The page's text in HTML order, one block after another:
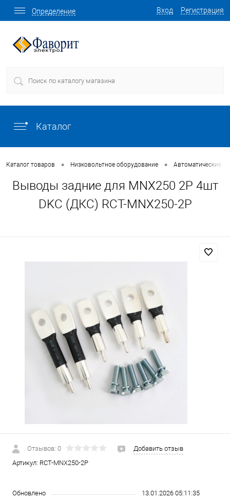
Вход Регистрация
Определение
Каталог
Каталог товаров • Низковольтное оборудование • Автоматические
Выводы задние для MNX250 2P 4шт
DKC (ДКС) RCT-MNX250-2P
Отзывов: 0
Добавить отзыв
Артикул: RCT-MNX250-2P
Обновлено 13.01.2026 05:11:35